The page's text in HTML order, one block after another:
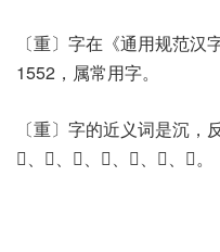
〔重〕字在《通用规范
1552，属常用字。
〔重〕字的近义词是沉，
𡍺、𡒀、𡔅、𡔌、𦌋、𧝎、𨤣。